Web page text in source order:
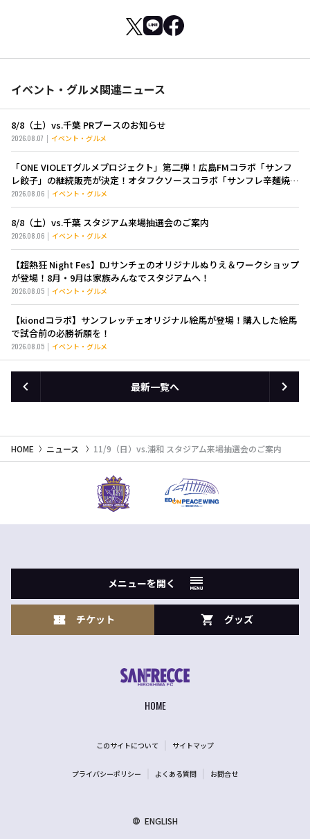
イベント・グルメ関連ニュース
8/8（土）vs.千葉 PRブースのお知らせ
2026.08.07 イベント・グルメ
「ONE VIOLETグルメプロジェクト」第二弾！広島FMコラボ「サンフ
レ餃子」の継続販売が決定！オタフクソースコラボ「サンフレ辛麺焼き
そば」も新登場！
2026.08.06 イベント・グルメ
8/8（土）vs.千葉 スタジアム来場抽選会のご案内
2026.08.06 イベント・グルメ
【超熱狂 Night Fes】DJサンチェのオリジナルぬりえ＆ワークショップ
が登場！8月・9月は家族みんなでスタジアムへ！
2026.08.05 イベント・グルメ
【kiondコラボ】サンフレッチェオリジナル絵馬が登場！購入した絵馬
で試合前の必勝祈願を！
2026.08.05 イベント・グルメ
最新一覧へ
HOME ニュース 11/9（日）vs.浦和 スタジアム来場抽選会のご案内
メニューを開く
チケット グッズ
HOME
このサイトについて サイトマップ
プライバシーポリシー よくある質問 お問合せ
ENGLISH